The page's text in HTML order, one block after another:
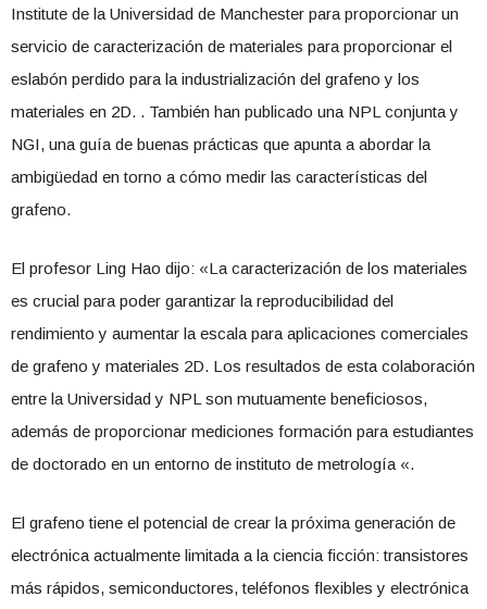
Institute de la Universidad de Manchester para proporcionar un
servicio de caracterización de materiales para proporcionar el
eslabón perdido para la industrialización del grafeno y los
materiales en 2D. . También han publicado una NPL conjunta y
NGI, una guía de buenas prácticas que apunta a abordar la
ambigüedad en torno a cómo medir las características del
grafeno.
El profesor Ling Hao dijo: «La caracterización de los materiales
es crucial para poder garantizar la reproducibilidad del
rendimiento y aumentar la escala para aplicaciones comerciales
de grafeno y materiales 2D. Los resultados de esta colaboración
entre la Universidad y NPL son mutuamente beneficiosos,
además de proporcionar mediciones formación para estudiantes
de doctorado en un entorno de instituto de metrología «.
El grafeno tiene el potencial de crear la próxima generación de
electrónica actualmente limitada a la ciencia ficción: transistores
más rápidos, semiconductores, teléfonos flexibles y electrónica